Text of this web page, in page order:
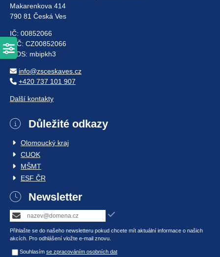
Makarenkova 414
790 81 Česká Ves
IČ: 00852066
DIČ: CZ00852066
ISDS: mbipkh3
info@zsceskaves.cz
+420 737 101 907
Další kontakty
Důležité odkazy
Olomoucký kraj
CUOK
MŠMT
ESF ČR
Newsletter
Přihlašte se do našeho newsletteru pokud chcete mít aktuální informace o našich
akcích. Pro odhlášení vložte e-mail znovu.
Souhlasím se zpracováním osobních dat